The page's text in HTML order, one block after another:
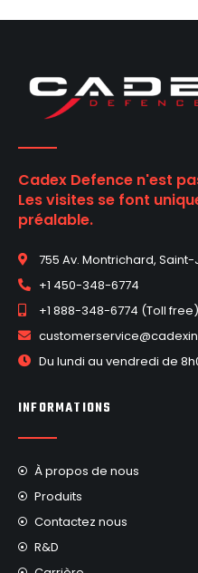
Cadex Defence n'est
Les visites se font
préalable.
755 Av. Montrichard,
+1 450-348-6774
+1 888-348-6774 (Toll free)
Du lundi au vendredi de
INFORMATIONS
À propos de nous
Produits
Contactez nous
R&D